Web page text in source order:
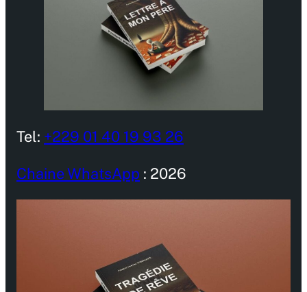
Tel: +229 01 40 19 93 26
Chaine WhatsApp : 2026